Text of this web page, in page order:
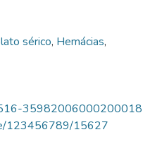
sérico, Hemácias,
35982006000200018
123456789/15627